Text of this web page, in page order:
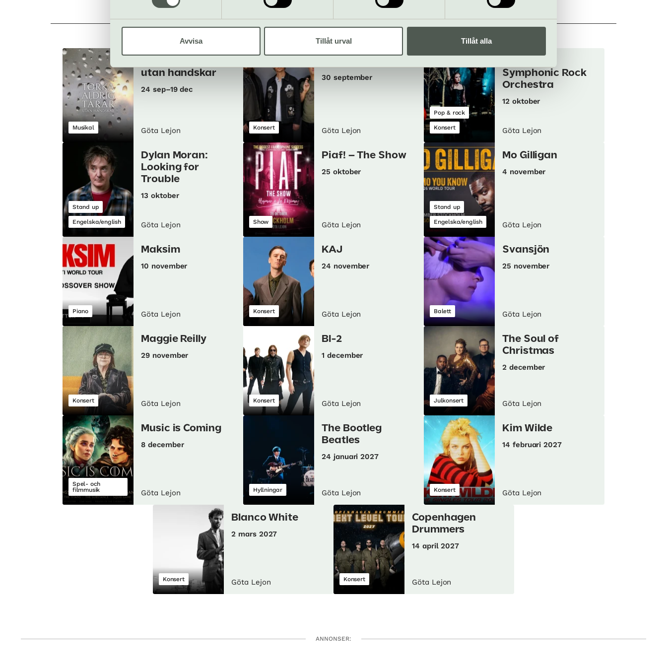
Avvisa Tillåt urval Tillåt alla
drinkar, alkoholfria drycker, kaffe och te.
Allt som händer – Göta Lejon
Musikal
utan handskar
24 sep–19 dec
Göta Lejon Konsert
30 september
Göta Lejon
Pop & rock
Konsert
Symphonic Rock
Orchestra
12 oktober
Göta Lejon
Stand up
Engelska/english
Dylan Moran:
Looking for
Trouble
13 oktober
Göta Lejon Show
Piaf! – The Show
25 oktober
Göta Lejon
Stand up
Engelska/english
Mo Gilligan
4 november
Göta Lejon
Piano
Maksim
10 november
Göta Lejon Konsert
KAJ
24 november
Göta Lejon Balett
Svansjön
25 november
Göta Lejon
Konsert
Maggie Reilly
29 november
Göta Lejon Konsert
BI-2
1 december
Göta Lejon Julkonsert
The Soul of
Christmas
2 december
Göta Lejon
Spel- och
filmmusik
Music is Coming
8 december
Göta Lejon Hyllningar
The Bootleg
Beatles
24 januari 2027
Göta Lejon Konsert
Kim Wilde
14 februari 2027
Göta Lejon
Konsert
Blanco White
2 mars 2027
Göta Lejon Konsert
Copenhagen
Drummers
14 april 2027
Göta Lejon
ANNONSER: